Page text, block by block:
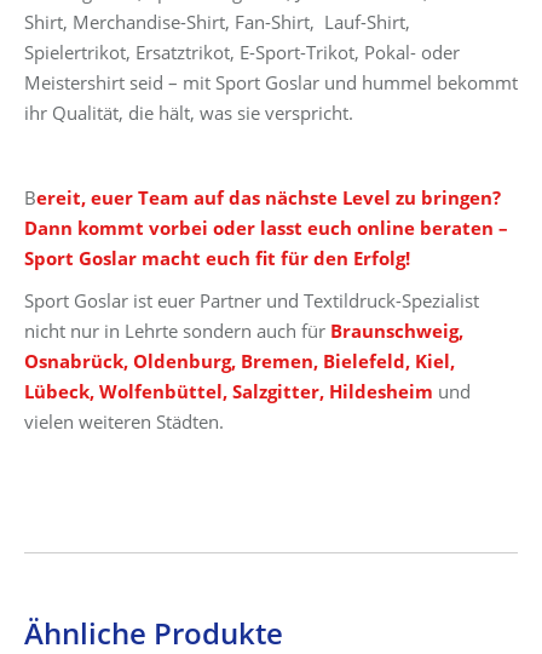
Shirt, Merchandise-Shirt, Fan-Shirt, Lauf-Shirt,
Spielertrikot, Ersatztrikot, E-Sport-Trikot, Pokal- oder
Meistershirt seid – mit Sport Goslar und hummel bekommt
ihr Qualität, die hält, was sie verspricht.
Bereit, euer Team auf das nächste Level zu bringen?
Dann kommt vorbei oder lasst euch online beraten –
Sport Goslar macht euch fit für den Erfolg!
Sport Goslar ist euer Partner und Textildruck-Spezialist
nicht nur in Lehrte sondern auch für Braunschweig,
Osnabrück, Oldenburg, Bremen, Bielefeld, Kiel,
Lübeck, Wolfenbüttel, Salzgitter, Hildesheim und
vielen weiteren Städten.
Ähnliche Produkte